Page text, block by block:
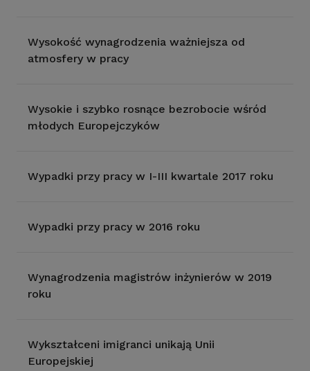
Wysokość wynagrodzenia ważniejsza od
atmosfery w pracy
Wysokie i szybko rosnące bezrobocie wśród
młodych Europejczyków
Wypadki przy pracy w I-III kwartale 2017 roku
Wypadki przy pracy w 2016 roku
Wynagrodzenia magistrów inżynierów w 2019
roku
Wykształceni imigranci unikają Unii
Europejskiej